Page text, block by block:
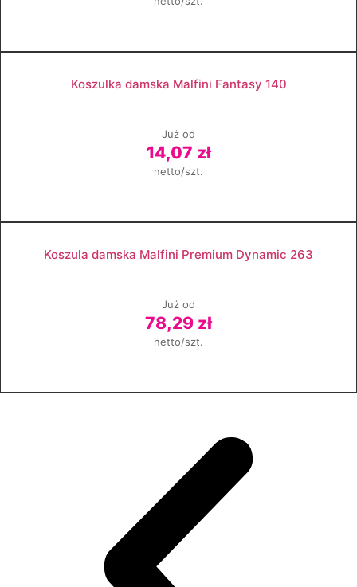
Koszulka damska Malfini Fantasy 140
Już od
14,07 zł
netto/szt.
Koszula damska Malfini Premium Dynamic 263
Już od
78,29 zł
netto/szt.